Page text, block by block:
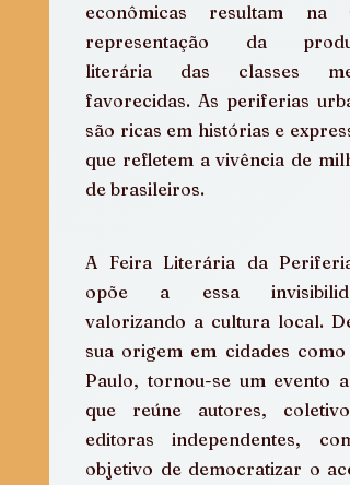
econômicas resultam na
representação da
literária das classes
favorecidas. As periferias
são ricas em histórias e
que refletem a vivência de
de brasileiros.
A Feira Literária da
opõe a essa
valorizando a cultura local.
sua origem em cidades como
Paulo, tornou-se um evento
que reúne autores,
editoras independentes,
objetivo de democratizar o